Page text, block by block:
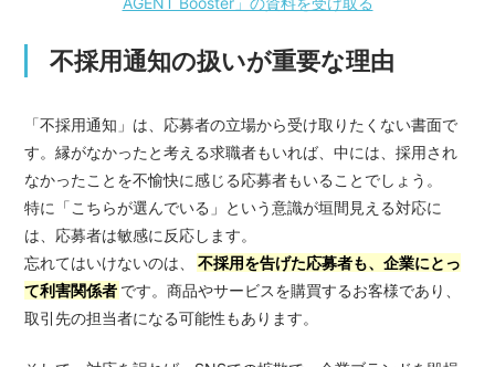
不採用通知の扱いが重要な理由
「不採用通知」は、応募者の立場から受け取りたくない書面で
す。縁がなかったと考える求職者もいれば、中には、採用され
なかったことを不愉快に感じる応募者もいることでしょう。
特に「こちらが選んでいる」という意識が垣間見える対応に
は、応募者は敏感に反応します。
忘れてはいけないのは、
不採用を告げた応募者も、企業にとっ
て利害関係者 です。商品やサービスを購買するお客様であり、
取引先の担当者になる可能性もあります。